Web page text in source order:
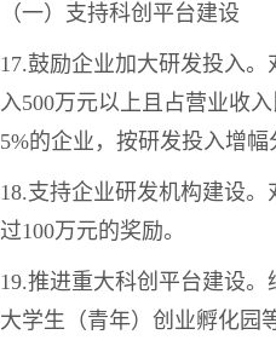
（一）支持科创平台建设
17.鼓励企业加大研发投入
入500万元以上且占营业收
5%的企业，按研发投入增幅
18.支持企业研发机构建设
过100万元的奖励。
19.推进重大科创平台建设
大学生（青年）创业孵化园